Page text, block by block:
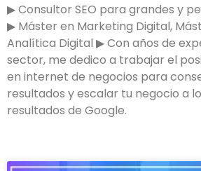
▶︎ Consultor SEO para grandes y
▶︎ Máster en Marketing Digital,
Analítica Digital ▶︎ Con años de
sector, me dedico a trabajar el
en internet de negocios para
resultados y escalar tu negocio a
resultados de Google.